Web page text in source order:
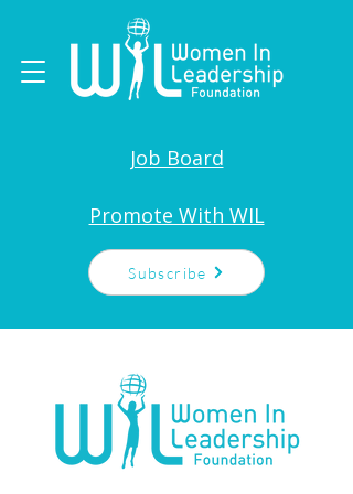
Job Board
Promote With WIL
Subscribe